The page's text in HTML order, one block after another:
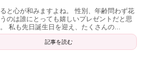
ある方は、ご検討いただけますと
の詳細・受付はこちらから！
と心が和みますよね。 性別、年齢問わず花
のは誰にとっても嬉しいプレゼントだと思
私も先日誕生日を迎え、たくさんの...
記事を読む